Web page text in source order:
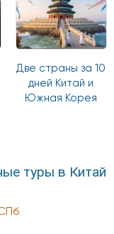
Две страны за 10
дней Китай и
Южная Корея
туры в Китай